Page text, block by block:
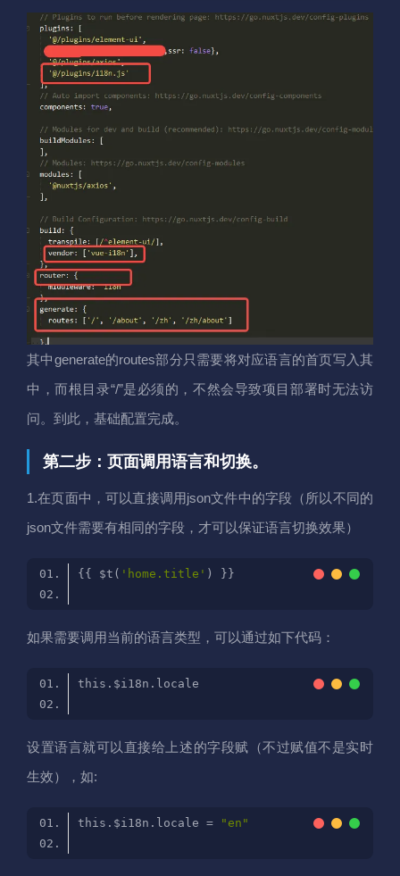
其中generate的routes部分只需要将对应语言的首页写入其
中，而根目录“/”是必须的，不然会导致项目部署时无法访
问。到此，基础配置完成。
第二步：页面调用语言和切换。
1.在页面中，可以直接调用json文件中的字段（所以不同的
json文件需要有相同的字段，才可以保证语言切换效果）
{{ $t( 'home.title'
如果需要调用当前的语言类型，可以通过如下代码：
设置语言就可以直接给上述的字段赋（不过赋值不是实时
生效），如:
this.$i18n.locale = "en"